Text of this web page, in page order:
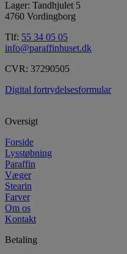
Lager: Tandhjulet 5
4760 Vordingborg
Tlf: 55 34 05 05
info@paraffinhuset.dk
CVR: 37290505
Digital fortrydelsesformular
Oversigt
Forside
Lysstøbning
Paraffin
Væger
Stearin
Farver
Om os
Kontakt
Betaling